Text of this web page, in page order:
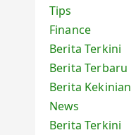
Tips
Finance
Berita Terkini
Berita Terbaru
Berita Kekinian
News
Berita Terkini